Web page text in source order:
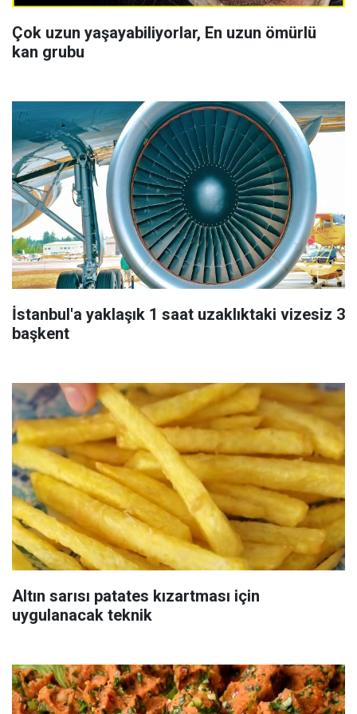
Çok uzun yaşayabiliyorlar, En uzun ömürlü
kan grubu
İstanbul'a yaklaşık 1 saat uzaklıktaki vizesiz 3
başkent
Altın sarısı patates kızartması için
uygulanacak teknik